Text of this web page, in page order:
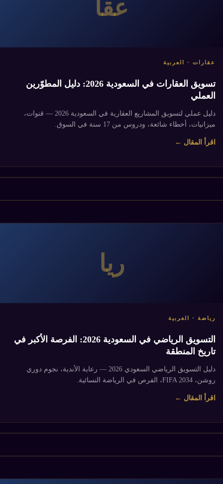
عقا
عقارات · العربية
تسويق العقارات في السعودية 2026: دليل المطوّرين
العملي
دليل عملي لتسويق المشاريع العقارية في السعودية 2026 — قنوات،
ميزانيات، أخطاء شائعة، ودروس من 17 سنة في السوق.
اقرأ المقال ←
ريا
رياضة · العربية
التسويق الرياضي في السعودية 2026: الفرصة الأكبر في
تاريخ المنطقة
دليل التسويق الرياضي السعودي 2026 — رعاية الأندية، نجوم دوري
روشن، FIFA 2034، الفرص في الرياضة النسائية.
اقرأ المقال ←